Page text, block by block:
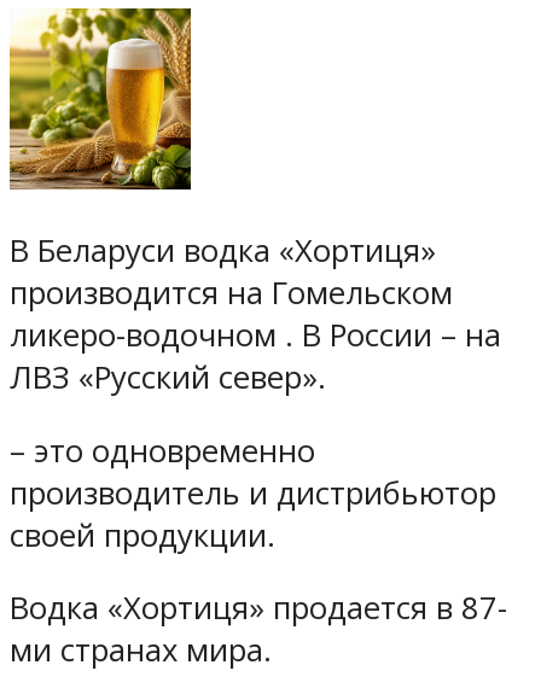
В Беларуси водка «Хортиця»
производится на Гомельском
ликеро-водочном . В России – на
ЛВЗ «Русский север».
– это одновременно
производитель и дистрибьютор
своей продукции.
Водка «Хортиця» продается в 87-
ми странах мира.